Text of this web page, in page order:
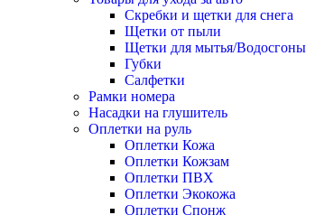
Скребки и щетки для снега
Щетки от пыли
Щетки для мытья/Водосгоны
Губки
Салфетки
Рамки номера
Насадки на глушитель
Оплетки на руль
Оплетки Кожа
Оплетки Кожзам
Оплетки ПВХ
Оплетки Экокожа
Оплетки Спонж